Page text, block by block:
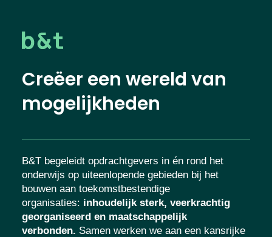
Creëer een wereld van
mogelijkheden
B&T begeleidt opdrachtgevers in én rond het
onderwijs op uiteenlopende gebieden bij het
bouwen aan toekomstbestendige
organisaties: inhoudelijk sterk, veerkrachtig
georganiseerd en maatschappelijk
verbonden. Samen werken we aan een kansrijke